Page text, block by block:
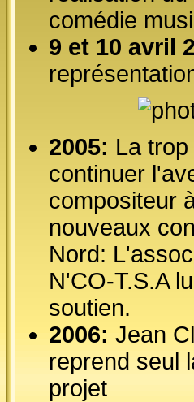
comédie
9 et 10 avril
2005: La
continuer
compositeur
nouveaux
Nord:
N'CO-T.S.A
soutien.
2006: Jean
reprend seul
projet